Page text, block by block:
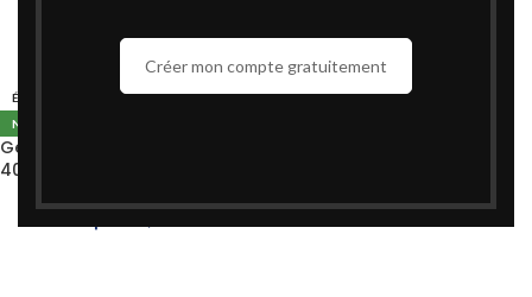
Créer mon compte gratuitement
ÉPUISÉ
NOUVEAU
Gel Douche Lipikar Surgras
400ml – La Roche-Posay |